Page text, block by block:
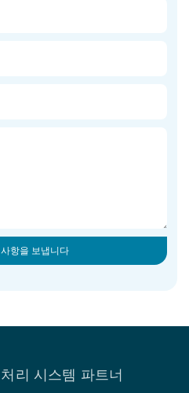
항을 보냅니다
리 시스템 파트너